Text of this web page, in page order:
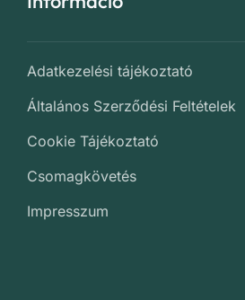
Adatkezelési tájékoztató
Általános Szerződési Feltételek
Cookie Tájékoztató
Csomagkövetés
Impresszum